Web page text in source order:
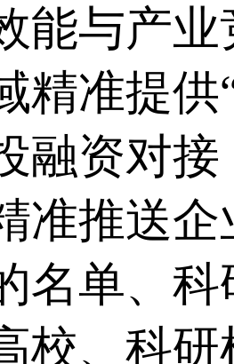
能与产
精准提
融资对
准推送
名单、
校、科